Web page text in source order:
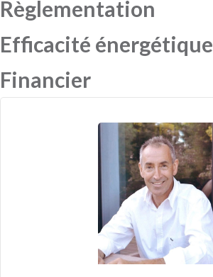
Règlementation
Efficacité énergétique
Financier